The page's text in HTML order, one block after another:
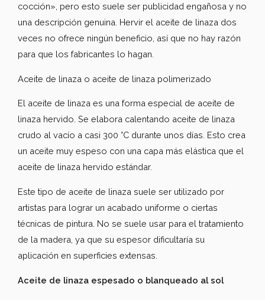
cocción», pero esto suele ser publicidad engañosa y no
una descripción genuina. Hervir el aceite de linaza dos
veces no ofrece ningún beneficio, así que no hay razón
para que los fabricantes lo hagan.
Aceite de linaza o aceite de linaza polimerizado
El aceite de linaza es una forma especial de aceite de
linaza hervido. Se elabora calentando aceite de linaza
crudo al vacío a casi 300 °C durante unos días. Esto crea
un aceite muy espeso con una capa más elástica que el
aceite de linaza hervido estándar.
Este tipo de aceite de linaza suele ser utilizado por
artistas para lograr un acabado uniforme o ciertas
técnicas de pintura. No se suele usar para el tratamiento
de la madera, ya que su espesor dificultaría su
aplicación en superficies extensas.
Aceite de linaza espesado o blanqueado al sol